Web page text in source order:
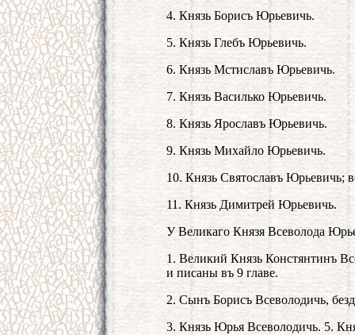
4. Князь Борисъ Юрьевичь.
5. Князь Глебъ Юрьевичь.
6. Князь Мстиславъ Юрьевичь.
7. Князь Василько Юрьевичь.
8. Князь Ярославъ Юрьевичь.
9. Князь Михайло Юрьевичь.
10. Князь Святославъ Юрьевичь;
11. Князь Димитрей Юрьевичь.
У Великаго Князя Всеволода
1. Великий Князь Констянтинъ
и писаны въ 9 главе.
2. Сынъ Борисъ Всеволодичь,
3. Князь Юрья Всеволодичь. 5.